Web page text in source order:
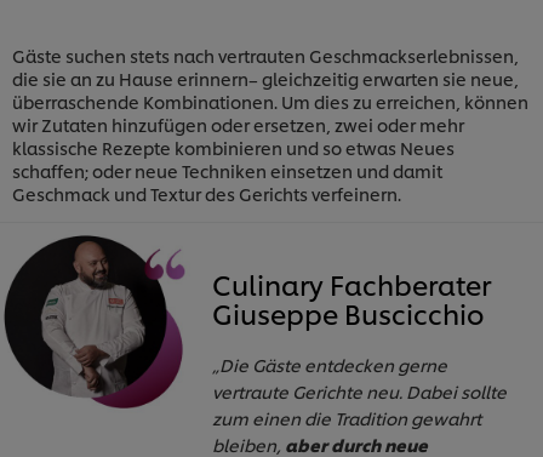
Gäste suchen stets nach vertrauten Geschmackserlebnissen,
die sie an zu Hause erinnern– gleichzeitig erwarten sie neue,
überraschende Kombinationen. Um dies zu erreichen, können
wir Zutaten hinzufügen oder ersetzen, zwei oder mehr
klassische Rezepte kombinieren und so etwas Neues
schaffen; oder neue Techniken einsetzen und damit
Geschmack und Textur des Gerichts verfeinern.
Culinary Fachberater
Giuseppe Buscicchio
„Die Gäste entdecken gerne
vertraute Gerichte neu. Dabei sollte
zum einen die Tradition gewahrt
bleiben, aber durch neue